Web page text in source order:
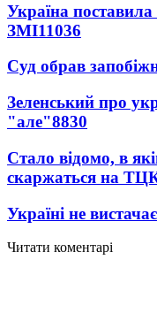
Україна
ЗМІ11036
Суд обрав
Зеленський про
"але"8830
Стало відомо, в
скаржаться на
Україні не
Читати коментарі